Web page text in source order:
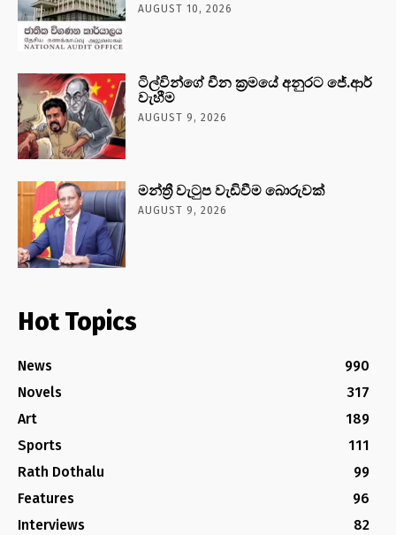
AUGUST 10, 2026
ටිල්වින්ගේ චීන ක්‍රමයේ අනුරට ජේ.ආර්
වැහීම
AUGUST 9, 2026
මන්ත්‍රී වැටුප වැඩිවීම බොරුවක්
AUGUST 9, 2026
Hot Topics
News
990
Novels
317
Art
189
Sports
111
Rath Dothalu
99
Features
96
Interviews
82